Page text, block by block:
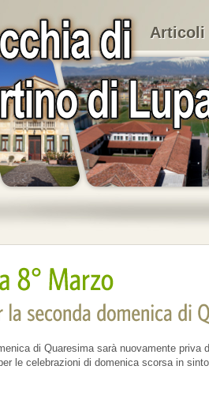
Articoli
di Quaresima sarà nuovamente priva
le celebrazioni di domenica scorsa in